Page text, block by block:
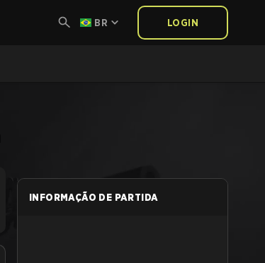
BR LOGIN
INFORMAÇÃO DE PARTIDA